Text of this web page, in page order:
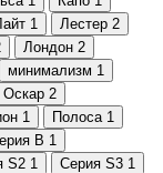
1 Лестер 2
Лондон 2
минимализм 1
Оскар 2
1 Полоса 1
B 1
S2 1 Серия S3 1